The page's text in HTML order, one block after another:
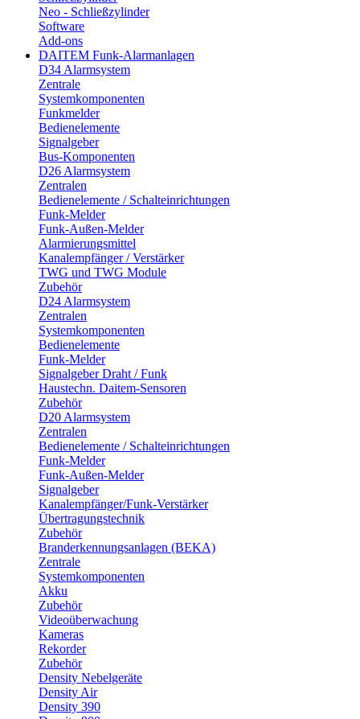
Neo - Schließzylinder
Software
Add-ons
DAITEM Funk-Alarmanlagen
D34 Alarmsystem
Zentrale
Systemkomponenten
Funkmelder
Bedienelemente
Signalgeber
Bus-Komponenten
D26 Alarmsystem
Zentralen
Bedienelemente / Schalteinrichtungen
Funk-Melder
Funk-Außen-Melder
Alarmierungsmittel
Kanalempfänger / Verstärker
TWG und TWG Module
Zubehör
D24 Alarmsystem
Zentralen
Systemkomponenten
Bedienelemente
Funk-Melder
Signalgeber Draht / Funk
Haustechn. Daitem-Sensoren
Zubehör
D20 Alarmsystem
Zentralen
Bedienelemente / Schalteinrichtungen
Funk-Melder
Funk-Außen-Melder
Signalgeber
Kanalempfänger/Funk-Verstärker
Übertragungstechnik
Zubehör
Branderkennungsanlagen (BEKA)
Zentrale
Systemkomponenten
Akku
Zubehör
Videoüberwachung
Kameras
Rekorder
Zubehör
Density Nebelgeräte
Density Air
Density 390